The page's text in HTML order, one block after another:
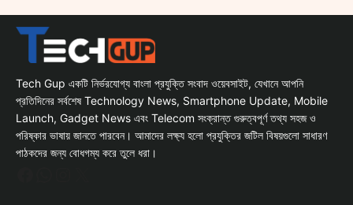
Tech Gup একটি নির্ভরযোগ্য বাংলা প্রযুক্তি সংবাদ ওয়েবসাইট, যেখানে আপনি
প্রতিদিনের সর্বশেষ Technology News, Smartphone Update, Mobile
Launch, Gadget News এবং Telecom সংক্রান্ত গুরুত্বপূর্ণ তথ্য সহজ ও
পরিষ্কার ভাষায় জানতে পারবেন। আমাদের লক্ষ্য হলো প্রযুক্তির জটিল বিষয়গুলো সাধারণ
পাঠকদের জন্য বোধগম্য করে তুলে ধরা।